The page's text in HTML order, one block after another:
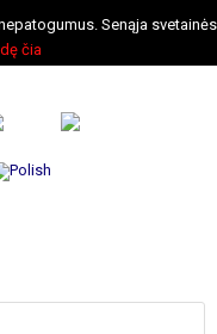
Senąja svetainės
čia